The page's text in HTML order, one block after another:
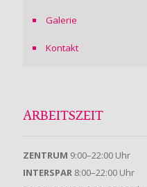
Galerie
Kontakt
ARBEITSZEIT
ZENTRUM 9:00–22:00 Uhr
INTERSPAR 8:00–22:00 Uhr